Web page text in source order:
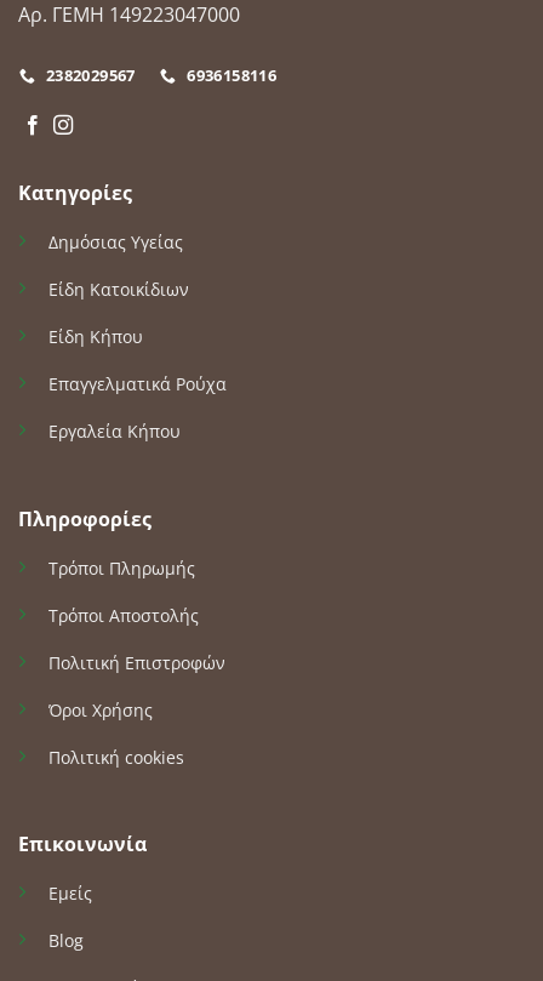
Αρ. ΓΕΜΗ 149223047000
2382029567 6936158116
Κατηγορίες
Δημόσιας Υγείας
Είδη Κατοικίδιων
Είδη Κήπου
Επαγγελματικά Ρούχα
Εργαλεία Κήπου
Πληροφορίες
Τρόποι Πληρωμής
Τρόποι Αποστολής
Πολιτική Επιστροφών
Όροι Χρήσης
Πολιτική cookies
Επικοινωνία
Εμείς
Blog